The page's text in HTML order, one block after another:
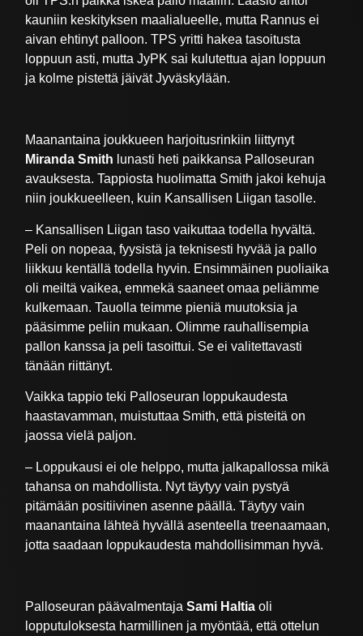
kauniin keskityksen maalialueelle, mutta Rannus ei
aivan ehtinyt palloon. TPS yritti hakea tasoitusta
loppuun asti, mutta JyPK sai kulutettua ajan loppuun
ja kolme pistettä jäivät Jyväskylään.
Maanantaina joukkueen harjoitusrinkiin liittynyt
Miranda Smith lunasti heti paikkansa Palloseuran
avauksesta. Tappiosta huolimatta Smith jakoi kehuja
niin joukkueelleen, kuin Kansallisen Liigan tasolle.
– Kansallisen Liigan taso vaikuttaa todella hyvältä.
Peli on nopeaa, fyysistä ja teknisesti hyvää ja pallo
liikkuu kentällä todella hyvin. Ensimmäinen puoliaika
oli meiltä vaikea, emmekä saaneet omaa peliämme
kulkemaan. Tauolla teimme pieniä muutoksia ja
pääsimme peliin mukaan. Olimme rauhallisempia
pallon kanssa ja peli tasoittui. Se ei valitettavasti
tänään riittänyt.
Vaikka tappio teki Palloseuran loppukaudesta
haastavamman, muistuttaa Smith, että pisteitä on
jaossa vielä paljon.
– Loppukausi ei ole helppo, mutta jalkapallossa mikä
tahansa on mahdollista. Nyt täytyy vain pystyä
pitämään positiivinen asenne päällä. Täytyy vain
maanantaina lähteä hyvällä asenteella treenaamaan,
jotta saadaan loppukaudesta mahdollisimman hyvä.
Palloseuran päävalmentajaSami Haltia oli
lopputuloksesta harmillinen ja myöntää, että ottelun